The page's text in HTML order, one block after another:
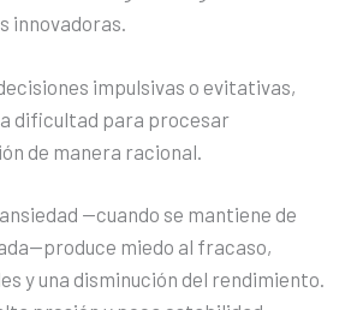
innovadoras.
impulsivas o evitativas,
dificultad para procesar
de manera racional.
—cuando se mantiene de
miedo al fracaso,
y una disminución del rendimiento.